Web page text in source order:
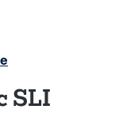
SLI